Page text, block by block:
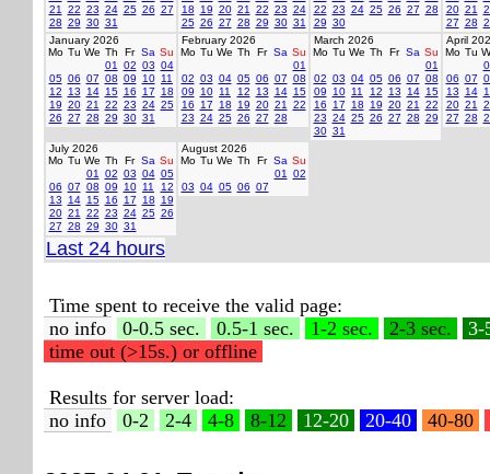
21
22 23 24 25 26 27
28 29 30 31
18
19 20 21 22 23 24
25 26 27 28 29 30 31
22 23 24 25 26 27 28
29 30
20 21
27 28
January 2026
Mo Tu We Th Fr Sa Su
01
02 03 04
05 06 07 08 09 10 11
12
13 14 15 16 17
18
19 20 21 22 23 24 25
26 27 28 29 30 31
February 2026
Mo Tu We Th Fr Sa Su
01
02 03 04 05 06 07 08
09
10 11 12 13 14 15
16
17 18 19 20 21
22
23 24 25 26 27 28
March 2026
Mo Tu We Th Fr Sa Su
01
02 03 04 05 06 07 08
09
10 11 12 13 14 15
16
17 18 19 20 21
22
23 24 25 26 27 28 29
30 31
April
Mo Tu
06 07
13
14
20 21
27 28
July 2026
Mo Tu We Th Fr Sa Su
01
02 03 04 05
06 07 08 09 10 11
12
13
14 15 16 17 18
19
20 21 22 23 24 25 26
27 28 29 30 31
August 2026
Mo Tu We Th Fr Sa Su
01
02
03 04 05 06 07
Last 24 hours
Time spent to receive the valid page:
no info
0-0.5 sec. 0.5-1 sec. 1-2 sec. 2-3 sec.
3-
time out (>15s.) or offline
Results for server load:
no info
0-2 2-4 4-8 8-12 12-20 20-40 40-80